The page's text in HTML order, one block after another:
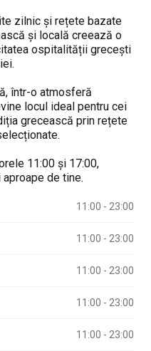
zilnic și rețete bazate
și locală creează o
ospitalității grecești
într-o atmosferă
locul ideal pentru cei
grecească prin rețete
11:00 și 17:00,
de tine.
11:00 - 23:00
11:00 - 23:00
11:00 - 23:00
11:00 - 23:00
11:00 - 23:00